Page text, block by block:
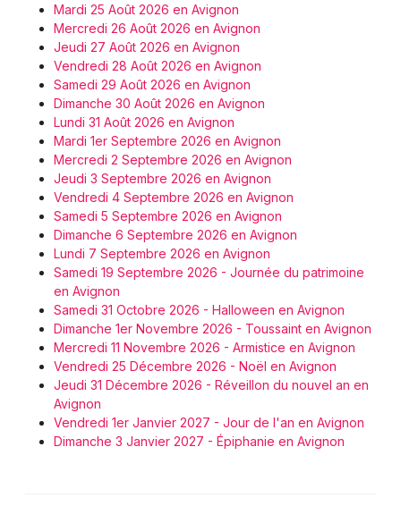
Mardi 25 Août 2026 en Avignon
Mercredi 26 Août 2026 en Avignon
Jeudi 27 Août 2026 en Avignon
Vendredi 28 Août 2026 en Avignon
Samedi 29 Août 2026 en Avignon
Dimanche 30 Août 2026 en Avignon
Lundi 31 Août 2026 en Avignon
Mardi 1er Septembre 2026 en Avignon
Mercredi 2 Septembre 2026 en Avignon
Jeudi 3 Septembre 2026 en Avignon
Vendredi 4 Septembre 2026 en Avignon
Samedi 5 Septembre 2026 en Avignon
Dimanche 6 Septembre 2026 en Avignon
Lundi 7 Septembre 2026 en Avignon
Samedi 19 Septembre 2026 - Journée du patrimoine
en Avignon
Samedi 31 Octobre 2026 - Halloween en Avignon
Dimanche 1er Novembre 2026 - Toussaint en Avignon
Mercredi 11 Novembre 2026 - Armistice en Avignon
Vendredi 25 Décembre 2026 - Noël en Avignon
Jeudi 31 Décembre 2026 - Réveillon du nouvel an en
Avignon
Vendredi 1er Janvier 2027 - Jour de l'an en Avignon
Dimanche 3 Janvier 2027 - Épiphanie en Avignon